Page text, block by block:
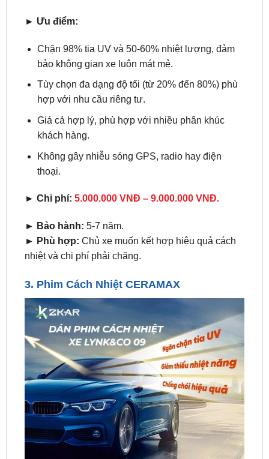
► Ưu điểm:
Chặn 98% tia UV và 50-60% nhiệt lượng, đảm
bảo không gian xe luôn mát mẻ.
Tùy chọn đa dạng độ tối (từ 20% đến 80%) phù
hợp với nhu cầu riêng tư.
Giá cả hợp lý, phù hợp với nhiều phân khúc
khách hàng.
Không gây nhiễu sóng GPS, radio hay điện
thoại.
► Chi phí: 5.000.000 VNĐ – 9.000.000 VNĐ.
► Bảo hành: 5-7 năm.
► Phù hợp: Chủ xe muốn kết hợp hiệu quả cách
nhiệt và chi phí phải chăng.
3. Phim Cách Nhiệt CERAMAX